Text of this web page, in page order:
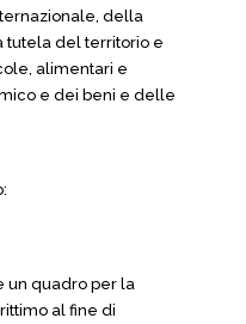
della
tutela del territorio e
alimentari e
e dei beni e delle
un quadro per la
al fine di